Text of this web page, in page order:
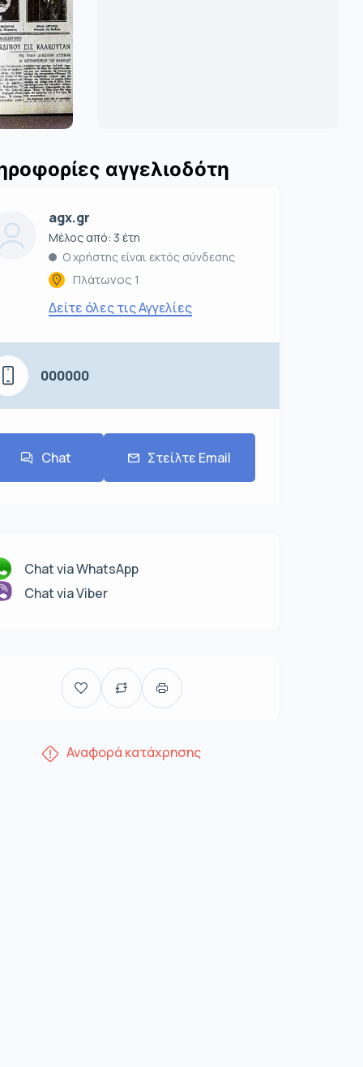
αγγελιοδότη
agx.gr
Μέλος από: 3 έτη
Ο χρήστης είναι εκτός σύνδεσης
Πλάτωνος 1
Δείτε όλες τις Αγγελίες
000000
Chat Στείλτε Email
Chat via WhatsApp
Chat via Viber
Αναφορά κατάχρησης